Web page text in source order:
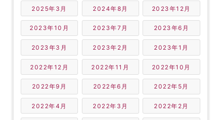
2025年3月 2024年8月 2023年12月
2023年10月 2023年7月 2023年6月
2023年3月 2023年2月 2023年1月
2022年12月 2022年11月 2022年10月
2022年9月 2022年6月 2022年5月
2022年4月 2022年3月 2022年2月